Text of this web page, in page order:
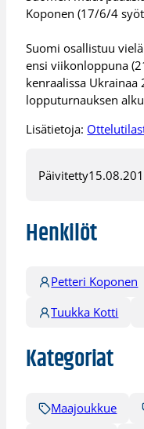
Koponen (17/6/4
Suomi osallistuu
ensi viikonloppuna
kenraalissa Ukrainaa
lopputurnauksen
Lisätietoja:
Päivitetty
Henkilöt
Petteri Koponen
Tuukka Kotti
Kategoriat
Maajoukkue